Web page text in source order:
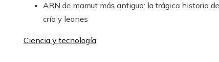
ARN de mamut más antiguo: la trágica historia
cría y leones
Ciencia y tecnología